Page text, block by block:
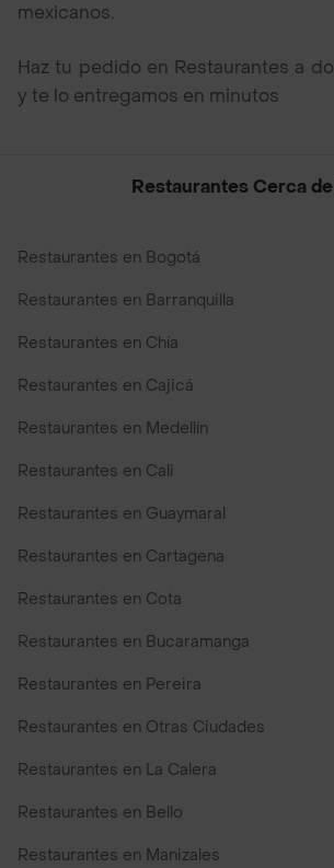
mexicanos.
Haz tu pedido en Restaurantes a
y te lo entregamos en minutos
Restaurantes Cerca
Restaurantes en Bogotá
Restaurantes en Barranquilla
Restaurantes en Chía
Restaurantes en Cajicá
Restaurantes en Medellín
Restaurantes en Cali
Restaurantes en Guaymaral
Restaurantes en Cartagena
Restaurantes en Cota
Restaurantes en Bucaramanga
Restaurantes en Pereira
Restaurantes en Otras Ciudades
Restaurantes en La Calera
Restaurantes en Bello
Restaurantes en Manizales